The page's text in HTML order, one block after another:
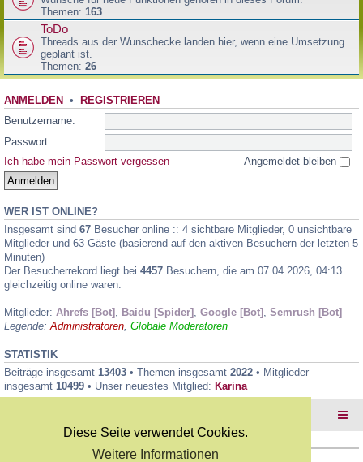
Diese Seite verwendet Cookies.
Weitere Informationen
Themen: 163
ToDo
Threads aus der Wunschecke landen hier, wenn eine Umsetzung
geplant ist.
Themen: 26
ANMELDEN • REGISTRIEREN
Benutzername:
Passwort:
Ich habe mein Passwort vergessen
Angemeldet bleiben
WER IST ONLINE?
Insgesamt sind 67 Besucher online :: 4 sichtbare Mitglieder, 0 unsichtbare
Mitglieder und 63 Gäste (basierend auf den aktiven Besuchern der letzten 5
Minuten)
Der Besucherrekord liegt bei 4457 Besuchern, die am 07.04.2026, 04:13
gleichzeitig online waren.
Mitglieder: Ahrefs [Bot] , Baidu [Spider] , Google [Bot] , Semrush [Bot]
Legende:Administratoren, Globale Moderatoren
STATISTIK
Beiträge insgesamt 13403 • Themen insgesamt 2022 • Mitglieder
insgesamt 10499 • Unser neuestes Mitglied: Karina